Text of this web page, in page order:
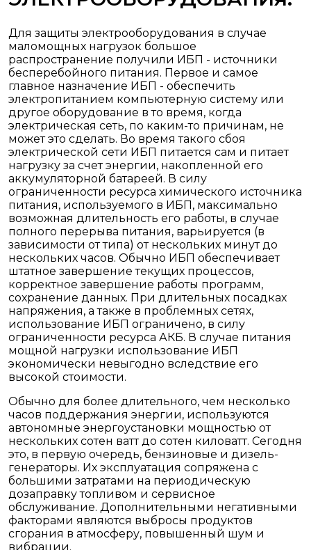
Для защиты электрооборудования в случае
маломощных нагрузок большое
распространение получили ИБП - источники
бесперебойного питания. Первое и самое
главное назначение ИБП - обеспечить
электропитанием компьютерную систему или
другое оборудование в то время, когда
электрическая сеть, по каким-то причинам, не
может это сделать. Во время такого сбоя
электрической сети ИБП питается сам и питает
нагрузку за счет энергии, накопленной его
аккумуляторной батареей. В силу
ограниченности ресурса химического источника
питания, используемого в ИБП, максимально
возможная длительность его работы, в случае
полного перерыва питания, варьируется (в
зависимости от типа) от нескольких минут до
нескольких часов. Обычно ИБП обеспечивает
штатное завершение текущих процессов,
корректное завершение работы программ,
сохранение данных. При длительных посадках
напряжения, а также в проблемных сетях,
использование ИБП ограничено, в силу
ограниченности ресурса АКБ. В случае питания
мощной нагрузки использование ИБП
экономически невыгодно вследствие его
высокой стоимости.
Обычно для более длительного, чем несколько
часов поддержания энергии, используются
автономные энергоустановки мощностью от
нескольких сотен ватт до сотен киловатт. Сегодня
это, в первую очередь, бензиновые и дизель-
генераторы. Их эксплуатация сопряжена с
большими затратами на периодическую
дозаправку топливом и сервисное
обслуживание. Дополнительными негативными
факторами являются выбросы продуктов
сгорания в атмосферу, повышенный шум и
вибрации.